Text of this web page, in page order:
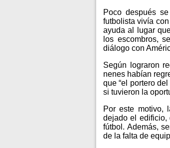
Poco después
futbolista vivía
ayuda al lugar
los escombros,
diálogo con
Según lograron
nenes habían
que “el portero
si tuvieron la
Por este motivo,
dejado el
fútbol. Además,
de la falta de